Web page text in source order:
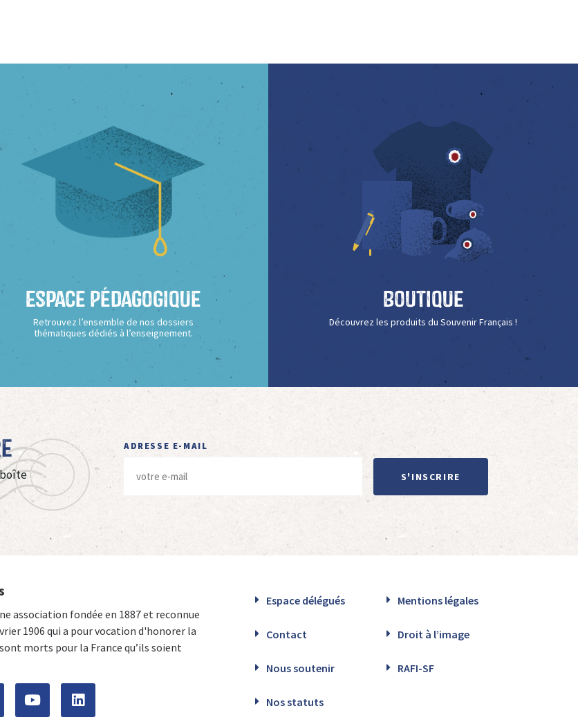
Espace Pédagogique
Retrouvez l’ensemble de nos dossiers
thématiques dédiés à l’enseignement.
Boutique
Découvrez les produits du Souvenir Français !
ADRESSE E-MAIL
S'INSCRIRE
association fondée en 1887 et reconnue
1906 qui a pour vocation d'honorer la
morts pour la France qu’ils soient
Espace délégués Mentions légales
Contact Droit à l’image
Nous soutenir RAFI-SF
Nos statuts